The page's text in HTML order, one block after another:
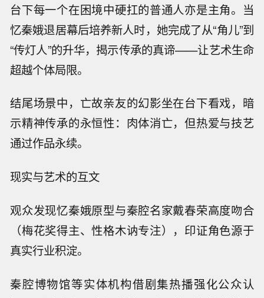
台下每一个在困境中硬扛的普通人亦是主角。当
忆秦娥退居幕后培养新人时，她完成了从“角儿”到
“传灯人”的升华，揭示传承的真谛——让艺术生命
超越个体局限。
结尾场景中，亡故亲友的幻影坐在台下看戏，暗
示精神传承的永恒性：肉体消亡，但热爱与技艺
通过作品永续。
现实与艺术的互文
观众发现忆秦娥原型与秦腔名家戴春荣高度吻合
（梅花奖得主、性格木讷专注），印证角色源于
真实行业积淀。
秦腔博物馆等实体机构借剧集热播强化公众认